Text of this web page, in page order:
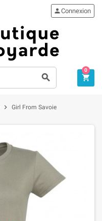

Connexion

0
 Girl From Savoie